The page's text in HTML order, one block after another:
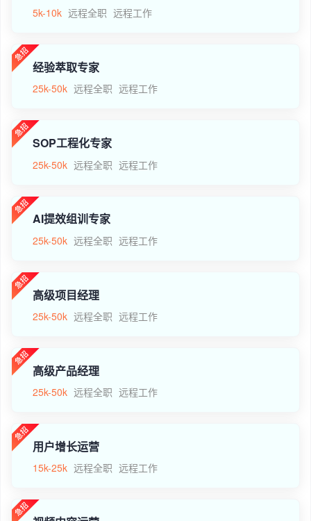
5k-10k 远程全职 远程工作
经验萃取专家
25k-50k 远程全职 远程工作
SOP工程化专家
25k-50k 远程全职 远程工作
AI提效组训专家
25k-50k 远程全职 远程工作
高级项目经理
25k-50k 远程全职 远程工作
高级产品经理
25k-50k 远程全职 远程工作
用户增长运营
15k-25k 远程全职 远程工作